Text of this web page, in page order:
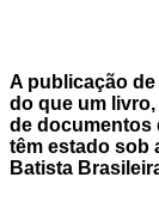
A publicação de
do que um
de documentos
têm estado sob
Batista